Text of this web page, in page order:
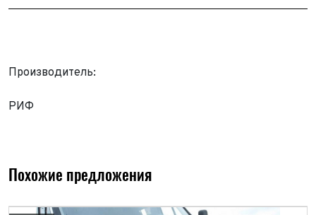
Производитель:
РИФ
Похожие предложения
Имя*
Телефон*